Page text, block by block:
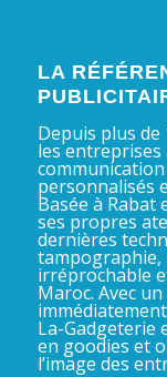
LA
Depuis plus de
les entreprises
personnalisés
Basée à Rabat
ses propres
dernières
tampographie,
irréprochable
Maroc. Avec
La-Gadgeterie
en goodies et
l’image des